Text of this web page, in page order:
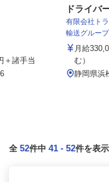
＋諸手当
ドライバ
有限会社ト
輸送グループ
月給
む）
静岡県浜
全 52件中 41 - 52件を表示